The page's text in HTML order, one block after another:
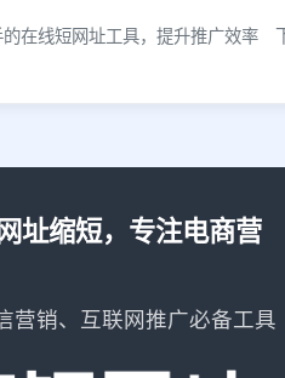
的在线短网址工具，提升推广效率
址缩短，专注电商营
营销、互联网推广必备工具